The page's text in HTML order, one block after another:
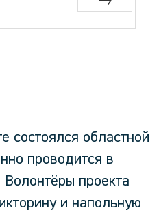
состоялся областной
проводится в
проекта
и напольную